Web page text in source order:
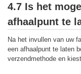
4.7 Is het
afhaalpunt te
Na het invullen van uw
een afhaalpunt te laten
verzendmethode en